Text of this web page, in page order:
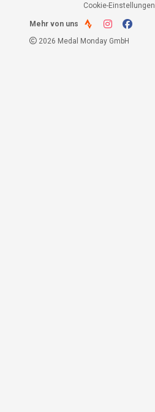
Mehr von uns
Cookie-Einstellungen
2026 Medal Monday GmbH